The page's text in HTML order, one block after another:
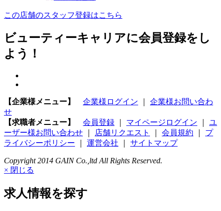
この店舗のスタッフ登録はこちら
ビューティーキャリアに会員登録をし
よう！
【企業様メニュー】 企業様ログイン
企業様お問い合わ
せ
【求職者メニュー】
会員登録 マイページログイン
ユ
ーザー様お問い合わせ
店舗リクエスト 会員規約
プ
ライバシーポリシー
運営会社 サイトマップ
Copyright 2014 GAIN Co.,ltd All Rights Reserved.
× 閉じる
求人情報を探す